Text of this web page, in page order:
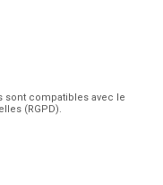
sont compatibles avec le
(RGPD).